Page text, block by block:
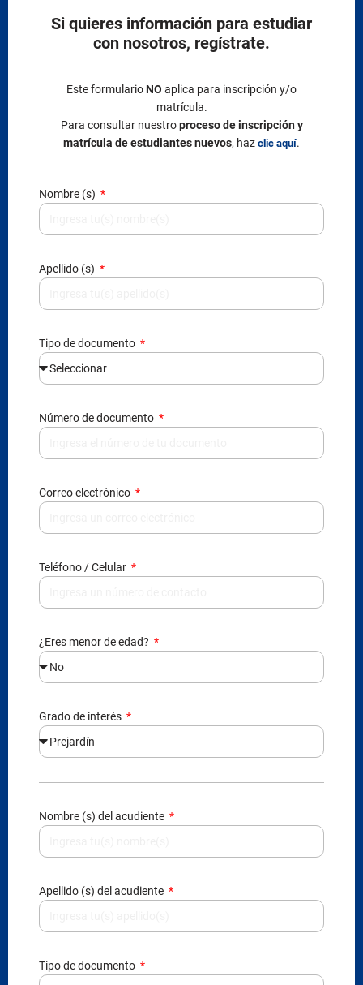
Si quieres información para estudiar
con nosotros, regístrate.
Este formularioNO aplica para inscripción y/o
matrícula.
Para consultar nuestroproceso de inscripción y
matrícula de estudiantes nuevos, haz clic aquí.
Nombre (s)
Apellido (s)
Tipo de documento
Número de documento
Correo electrónico
Teléfono / Celular
¿Eres menor de edad?
Grado de interés
Nombre (s) del acudiente
Apellido (s) del acudiente
Tipo de documento